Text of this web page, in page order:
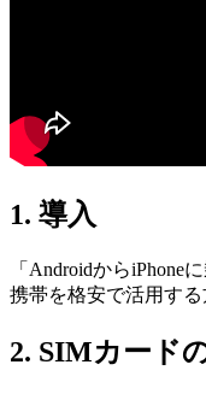
1. 導入
「Androidから
携帯を格安で活用す
2. SIMカード